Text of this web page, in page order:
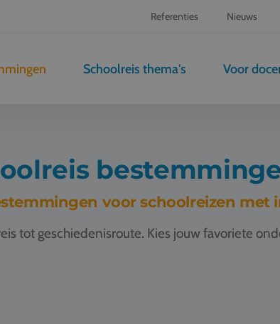
Referenties Nieuws
Schoolreis thema's Voor
voor schoolreizen met
tot geschiedenisroute. Kies jouw favoriete